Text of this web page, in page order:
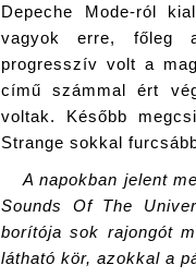
Depeche Mode-ról
vagyok erre, főleg
progresszív volt a
című számmal ért
voltak. Később
Strange sokkal
A napokban jelent
Sounds Of The
borítója sok rajongót
látható kör, azokkal a